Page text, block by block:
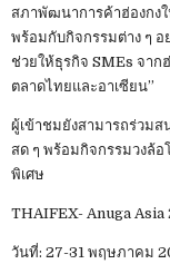
สภาพัฒนาการค้าฮ่องกง
พร้อมกับกิจกรรมต่าง ๆ อ
ช่วยให้ธุรกิจ SMEs จาก
ตลาดไทยและอาเซียน”
ผู้เข้าชมยังสามารถร่วม
สด ๆ พร้อมกิจกรรมวงล้อ
พิเศษ
THAIFEX- Anuga Asia
วันที่: 27-31 พฤษภาคม